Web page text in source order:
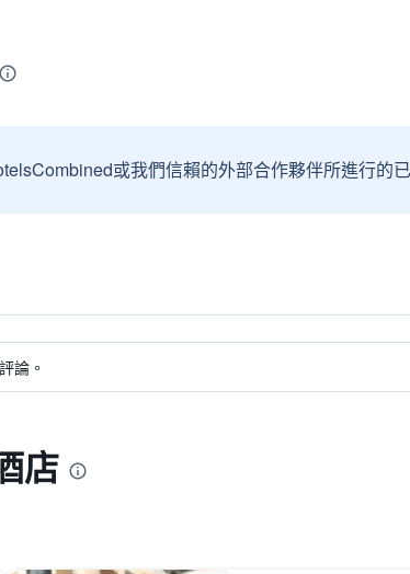
或我們信賴的外部合作夥伴所進行的
論。
店